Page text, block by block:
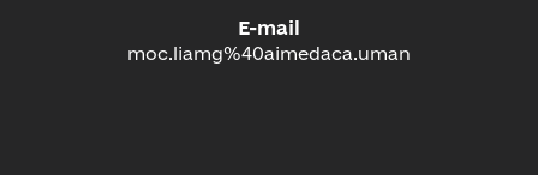
E-mail
moc.liamg%40aimedaca.uman